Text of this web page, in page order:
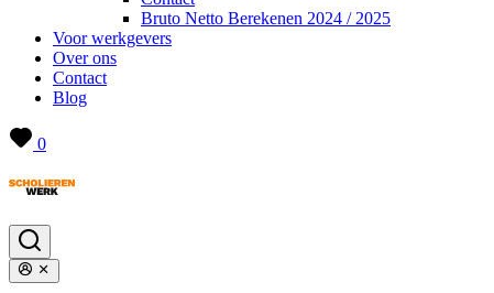
Bruto Netto Berekenen 2024 / 2025
Voor werkgevers
Over ons
Contact
Blog
0